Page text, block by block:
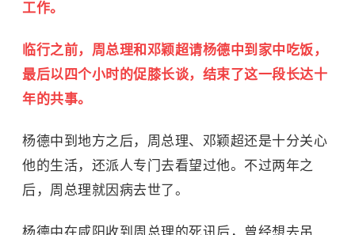
工作。
临行之前，周总理和邓颖超请杨德中到家中吃饭，
最后以四个小时的促膝长谈，结束了这一段长达十
年的共事。
杨德中到地方之后，周总理、邓颖超还是十分关心
他的生活，还派人专门去看望过他。不过两年之
后，周总理就因病去世了。